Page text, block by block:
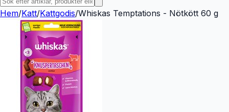
Hem/Katt/Kattgodis/Whiskas Temptations - Nötkött 60 g